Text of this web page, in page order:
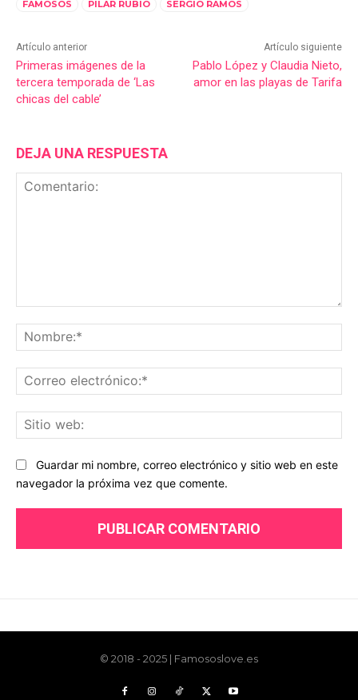
© 2018 - 2025 | Famososlove.es